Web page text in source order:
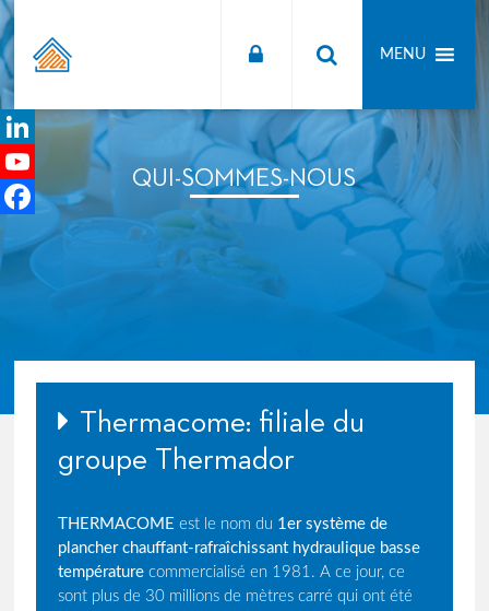
Thermacome
Confort
Thermique
MENU
QUI-SOMMES-NOUS
Thermacome: filiale du
groupe Thermador
THERMACOME est le nom du 1er système de
plancher chauffant-rafraîchissant hydraulique basse
température commercialisé en 1981. A ce jour, ce
sont plus de 30 millions de mètres carré qui ont été
LinkedIn
YouTube
Channel
Facebook